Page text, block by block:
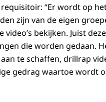
“Er wordt op
zijn van de eigen
bekijken. Juist
die worden gedaan.
te schaffen, drillrap
gedrag waartoe wordt